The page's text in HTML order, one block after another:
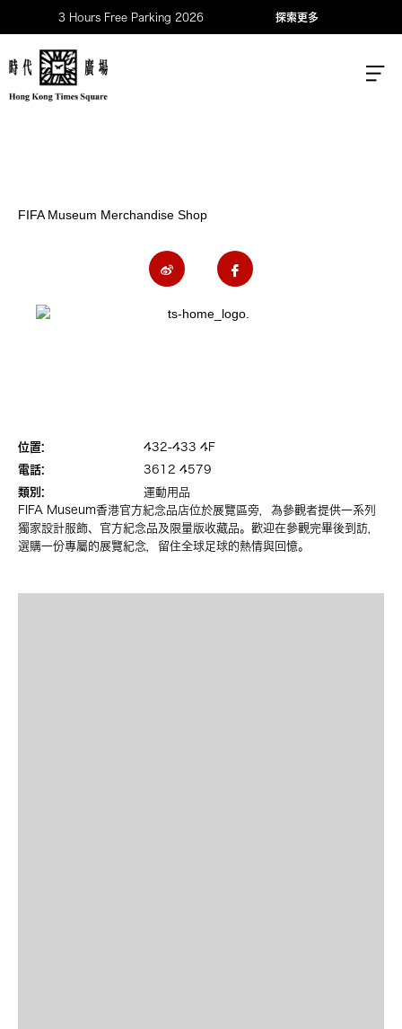
3 Hours Free Parking 2026 探索更多
FIFA Museum Merchandise Shop
位置:
432-433 4F
電話:
3612 4579
類別:
運動用品
FIFA Museum香港官方紀念品店位於展覽區旁，為參觀者提供一系列
獨家設計服飾、官方紀念品及限量版收藏品。歡迎在參觀完畢後到訪，
選購一份專屬的展覽紀念，留住全球足球的熱情與回憶。